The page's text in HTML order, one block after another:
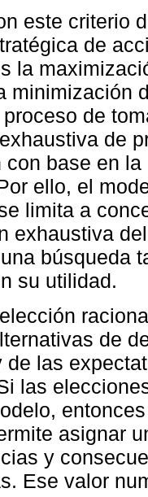
este criterio
de
la
minimización
de
de
con base en
ello, el
limita a
exhaustiva
búsqueda
su utilidad.
de
de las
las
asignar
y
Ese valor